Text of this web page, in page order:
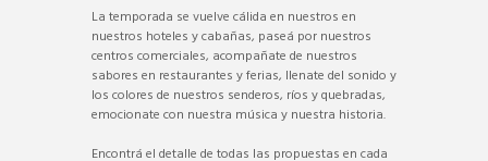
La temporada se vuelve cálida en nuestros en
nuestros hoteles y cabañas, paseá por nuestros
centros comerciales, acompañate de nuestros
sabores en restaurantes y ferias, llenate del sonido y
los colores de nuestros senderos, ríos y quebradas,
emocionate con nuestra música y nuestra historia.
Encontrá el detalle de todas las propuestas en cada